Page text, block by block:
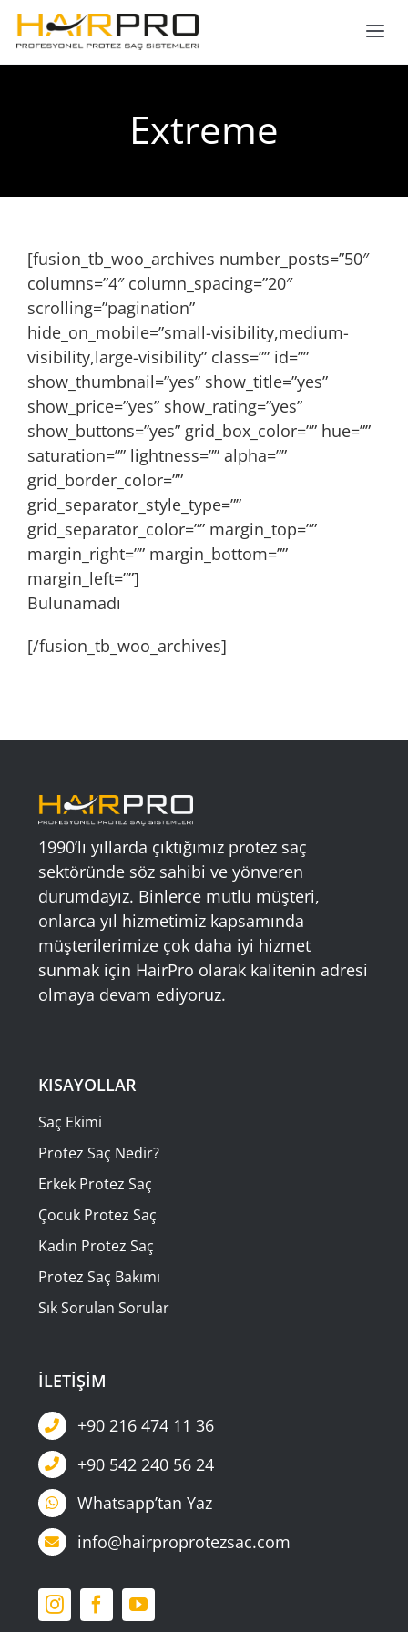
Skip
content
SAÇ EKİMİ
GALERİ
İLETİŞİM
Extreme
[fusion_tb_woo_archives number_posts=”50″
columns=”4″ column_spacing=”20″
scrolling=”pagination”
hide_on_mobile=”small-visibility,medium-
visibility,large-visibility” class=”” id=””
show_thumbnail=”yes” show_title=”yes”
show_price=”yes” show_rating=”yes”
show_buttons=”yes” grid_box_color=”” hue=””
saturation=”” lightness=”” alpha=””
grid_border_color=””
grid_separator_style_type=””
grid_separator_color=”” margin_top=””
margin_right=”” margin_bottom=””
margin_left=””]
Bulunamadı
[/fusion_tb_woo_archives]
1990’lı yıllarda çıktığımız protez saç
sektöründe söz sahibi ve yönveren
durumdayız. Binlerce mutlu müşteri,
onlarca yıl hizmetimiz kapsamında
müşterilerimize çok daha iyi hizmet
sunmak için HairPro olarak kalitenin adresi
olmaya devam ediyoruz.
KISAYOLLAR
Saç Ekimi
Protez Saç Nedir?
Erkek Protez Saç
Çocuk Protez Saç
Kadın Protez Saç
Protez Saç Bakımı
Sık Sorulan Sorular
İLETİŞİM
+90 216 474 11 36
+90 542 240 56 24
Whatsapp’tan Yaz
info@hairproprotezsac.com